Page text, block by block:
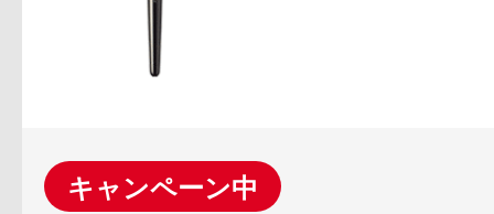
ご利用ガイド
キャンペーン中